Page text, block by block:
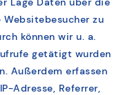
zu
können wir u. a.
getätigt wurden
Außerdem erfassen
Adresse, Referrer,